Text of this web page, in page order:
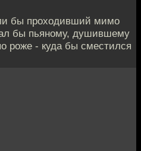
бы проходивший мимо
бы пьяному, душившему
роже - куда бы сместился